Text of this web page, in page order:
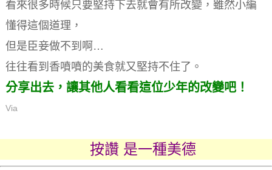
看來很多時候只要堅持下去就會有所改變，雖然小編
懂得這個道理，
但是臣妾做不到啊…
往往看到香噴噴的美食就又堅持不住了。
分享出去，讓其他人看看這位少年的改變吧！
Via
按讚 是一種美德